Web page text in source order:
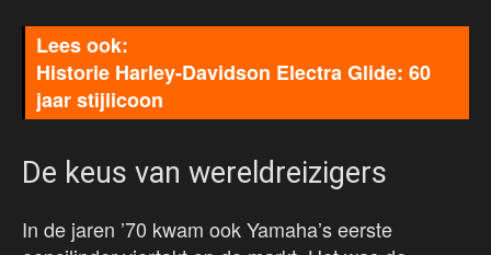
Historie Harley-Davidson Electra Glide: 60
jaar stijlicoon
De keus van wereldreizigers
In de jaren ’70 kwam ook Yamaha’s eerste